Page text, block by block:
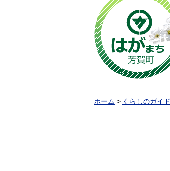
ホーム > くらしのガイド